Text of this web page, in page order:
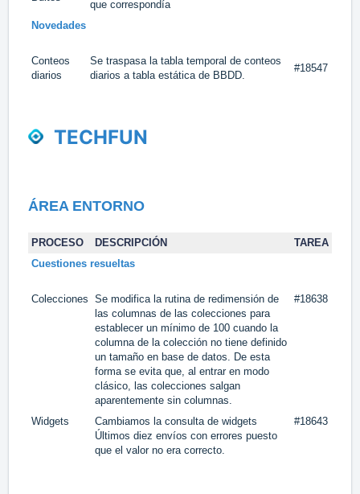
que correspondía
Novedades
Conteos
diarios
Se traspasa la tabla temporal de conteos
diarios a tabla estática de BBDD.
#18547
TECHFUN
ÁREA ENTORNO
PROCESO DESCRIPCIÓN
TAREA
Cuestiones resueltas
Colecciones Se modifica la rutina de redimensión de
las columnas de las colecciones para
establecer un mínimo de 100 cuando la
columna de la colección no tiene definido
un tamaño en base de datos. De esta
forma se evita que, al entrar en modo
clásico, las colecciones salgan
aparentemente sin columnas.
#18638
Widgets
Cambiamos la consulta de widgets
Últimos diez envíos con errores puesto
que el valor no era correcto.
#18643